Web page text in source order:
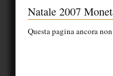
Natale 2007
Questa pagina ancora